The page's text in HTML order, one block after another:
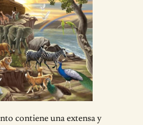
contiene una extensa y